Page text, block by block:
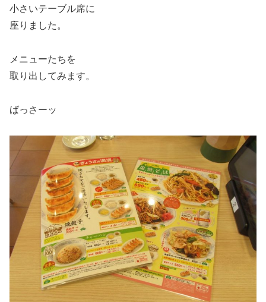
小さいテーブル席に
座りました。
メニューたちを
取り出してみます。
ばっさーッ